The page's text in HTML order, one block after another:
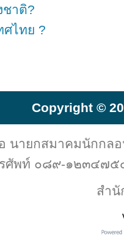
าติ?
ศไทย ?
Copyright ©
นายกสมาคมนักกลอ
ศัพท์ ๐๘๙-๑๒๓๔๗๕๔
สำ